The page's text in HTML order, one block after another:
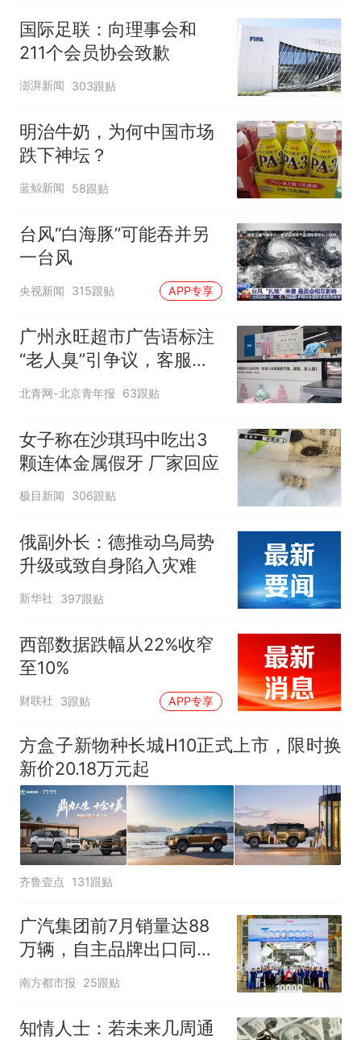
国际足联：向理事会和
211个会员协会致歉
澎湃新闻 303跟贴
明治牛奶，为何中国市场
跌下神坛？
蓝鲸新闻 58跟贴
台风“白海豚”可能吞并另
一台风
央视新闻 315跟贴 APP专享
广州永旺超市广告语标注
“老人臭”引争议，客服回
应
北青网-北京青年报 63跟贴
女子称在沙琪玛中吃出3
颗连体金属假牙 厂家回应
极目新闻 306跟贴
俄副外长：德推动乌局势
升级或致自身陷入灾难
新华社 397跟贴
西部数据跌幅从22%收窄
至10%
财联社 3跟贴 APP专享
方盒子新物种长城H10正式上市，限时换
新价20.18万元起
齐鲁壹点 131跟贴
广汽集团前7月销量达88
万辆，自主品牌出口同比
增130%
南方都市报 25跟贴
知情人士：若未来几周通